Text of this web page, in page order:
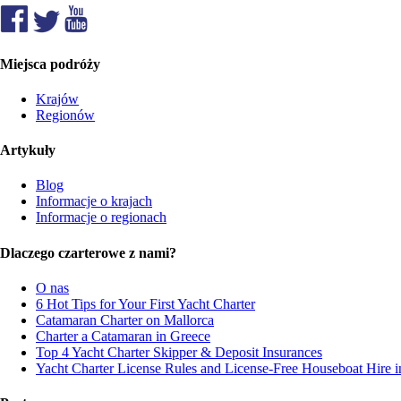
Miejsca podróży
Krajów
Regionów
Artykuły
Blog
Informacje o krajach
Informacje o regionach
Dlaczego czarterowe z nami?
O nas
6 Hot Tips for Your First Yacht Charter
Catamaran Charter on Mallorca
Charter a Catamaran in Greece
Top 4 Yacht Charter Skipper & Deposit Insurances
Yacht Charter License Rules and License-Free Houseboat Hire